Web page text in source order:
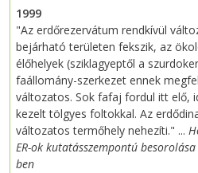
1999
"Az erdőrezervátum rendkívül
bejárható területen fekszik, az
élőhelyek (sziklagyeptől a
faállomány-szerkezet ennek
változatos. Sok fafaj fordul itt elő,
kezelt tölgyes foltokkal. Az
változatos termőhely nehezíti." ...
ER-ok kutatásszempontú
ben